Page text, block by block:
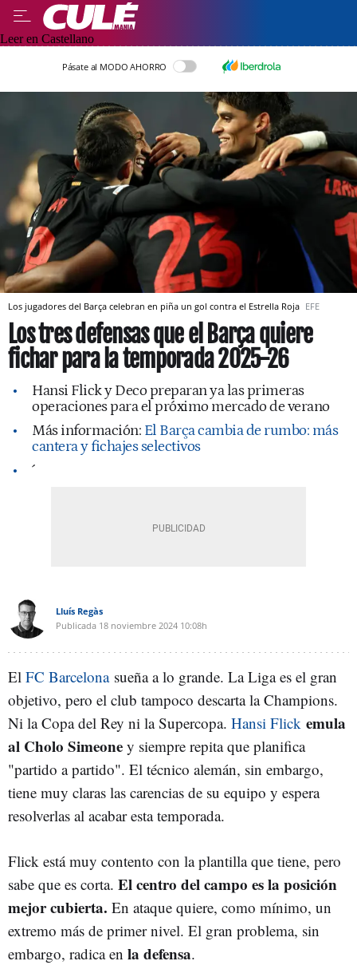
Leer en Castellano
Pásate al MODO AHORRO
Los jugadores del Barça celebran en piña un gol contra el Estrella Roja EFE
Los tres defensas que el Barça quiere
fichar para la temporada 2025-26
Hansi Flick y Deco preparan ya las primeras
operaciones para el próximo mercado de verano
Más información: El Barça cambia de rumbo: más
cantera y fichajes selectivos
´
Lluís Regàs
Publicada 18 noviembre 2024 10:08h
El FC Barcelonasueña a lo grande. La Liga es el gran
objetivo, pero el club tampoco descarta la Champions.
Ni la Copa del Rey ni la Supercopa. Hansi Flick emula
al Cholo Simeone y siempre repita que planifica
"partido a partido". El técnico alemán, sin embargo,
tiene muy claras las carencias de su equipo y espera
resolverlas al acabar esta temporada.
Flick está muy contento con la plantilla que tiene, pero
sabe que es corta. El centro del campo es la posición
mejor cubierta. En ataque quiere, como mínimo, un
extremo más de primer nivel. El gran problema, sin
embargo, radica en la defensa.